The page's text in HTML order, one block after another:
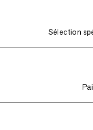
Sélection